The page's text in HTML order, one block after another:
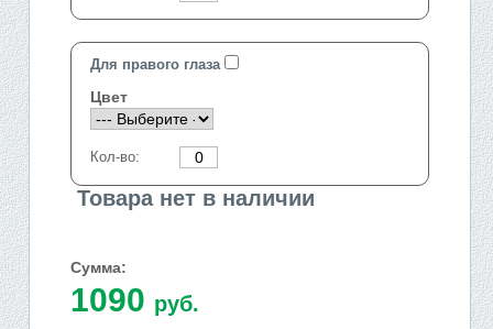
Для правого глаза
Цвет
Кол-во:
Товара нет в наличии
Сумма:
1090 руб.